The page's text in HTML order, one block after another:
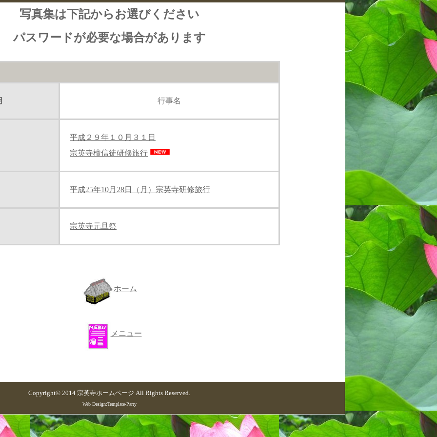
写真集は下記からお選びください
パスワードが必要な場合があります
行事名
平成２９年１０月３１日
宗英寺檀信徒研修旅行
平成25年10月28日（月）宗英寺研修旅行
宗英寺元旦祭
ホーム
メニュー
Copyright© 2014 宗英寺ホームページ All Rights Reserved.
Web Design:Template-Party